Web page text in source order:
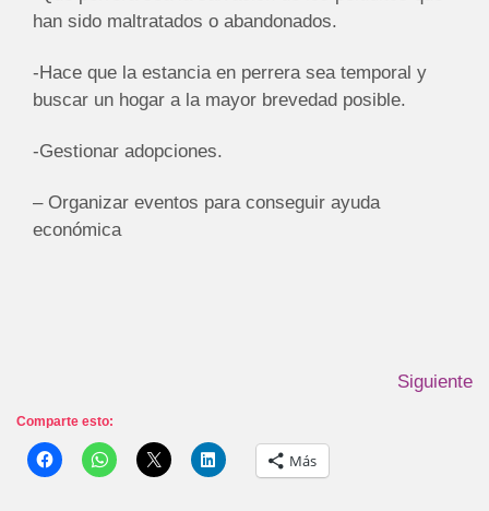
han sido maltratados o abandonados.
-Hace que la estancia en perrera sea temporal y
buscar un hogar a la mayor brevedad posible.
-Gestionar adopciones.
– Organizar eventos para conseguir ayuda
económica
Siguiente
Comparte esto:
Más